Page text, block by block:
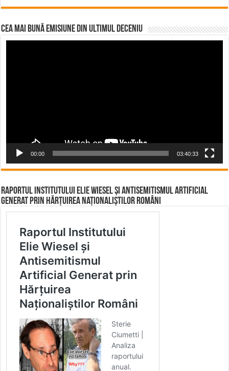
CEA MAI BUNĂ EMISIUNE DIN ULTIMUL DECENIU
00:00 03:40:33
Raportul Institutului Elie Wiesel și Antisemitismul Artificial
Generat prin Hărțuirea Naționaliștilor Români